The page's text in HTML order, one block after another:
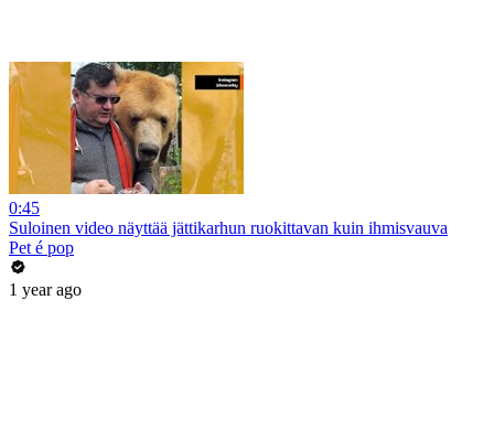
0:45
Suloinen video näyttää jättikarhun ruokittavan kuin ihmisvauva
Pet é pop
1 year ago